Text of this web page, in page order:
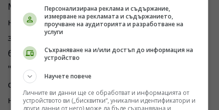
Музикално-драматичния театър на старата
ни столица Велико Търново. Представете си,
защото не си били изпълнили "делегираните
бюджети"! И след този скандал, той
"великодушно" им опрости "дълговете" и
само ги нахока! Същата линия продължи и
неговият наследник Банов. Жалко, че за
Персонализирана реклама и съдържание,
измерване на рекламата и съдържанието,
проучване на аудиторията и разработване на
услуги
Съхраняване на и/или достъп до информация на
устройство
Научете повече
Личните ви данни ще се обработват и информацията от
устройството ви („бисквитки“, уникални идентификатори и
други данни от него) може да бъде съхранявана и